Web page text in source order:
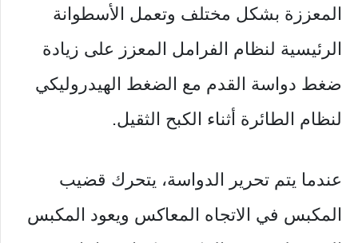
المعززة بشكل مختلف وتعمل الأسطوانة
الرئيسية لنظام الفرامل المعزز على زيادة
ضغط دواسة القدم مع الضغط الهيدروليكي
لنظام الطائرة أثناء الكبح الثقيل.
عندما يتم تحرير الدواسة، يتحرك قضيب
المكبس في الاتجاه المعاكس ويعود المكبس